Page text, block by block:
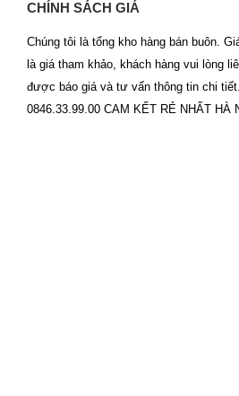
CHÍNH SÁCH GIÁ
Chúng tôi là tổng kho hàng bán buôn.
là giá tham khảo, khách hàng vui lòng
được báo giá và tư vấn thông tin chi
0846.33.99.00 CAM KẾT RẺ NHẤT HÀ